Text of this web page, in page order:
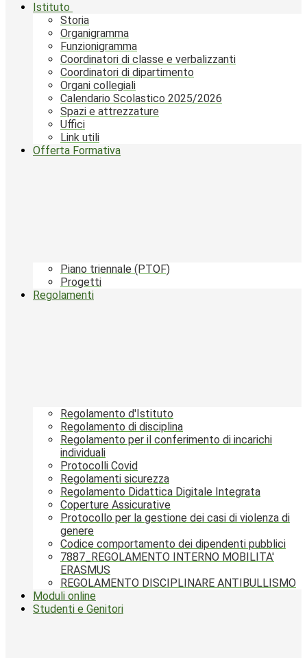
Istituto
Storia
Organigramma
Funzionigramma
Coordinatori di classe e verbalizzanti
Coordinatori di dipartimento
Organi collegiali
Calendario Scolastico 2025/2026
Spazi e attrezzature
Uffici
Link utili
Offerta Formativa
Piano triennale (PTOF)
Progetti
Regolamenti
Regolamento d'Istituto
Regolamento di disciplina
Regolamento per il conferimento di incarichi
individuali
Protocolli Covid
Regolamenti sicurezza
Regolamento Didattica Digitale Integrata
Coperture Assicurative
Protocollo per la gestione dei casi di violenza di
genere
Codice comportamento dei dipendenti pubblici
7887_REGOLAMENTO INTERNO MOBILITA'
ERASMUS
REGOLAMENTO DISCIPLINARE ANTIBULLISMO
Moduli online
Studenti e Genitori